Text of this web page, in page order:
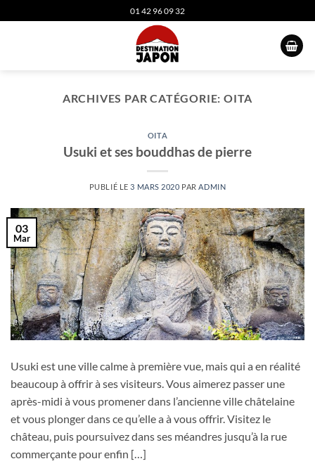
au
01 42 96 09 32
ARCHIVES PAR CATÉGORIE: OITA
OITA
Usuki et ses bouddhas de pierre
PUBLIÉ LE3 MARS 2020 PARADMIN
03
Mar
Usuki est une ville calme à première vue, mais qui a en réalité
beaucoup à offrir à ses visiteurs. Vous aimerez passer une
après-midi à vous promener dans l’ancienne ville châtelaine
et vous plonger dans ce qu’elle a à vous offrir. Visitez le
château, puis poursuivez dans ses méandres jusqu’à la rue
commerçante pour enfin […]